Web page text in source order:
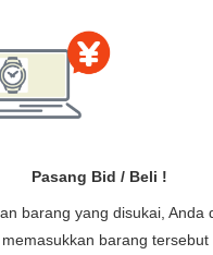
Pasang Bid / Beli !
barang yang disukai, Anda
barang tersebut